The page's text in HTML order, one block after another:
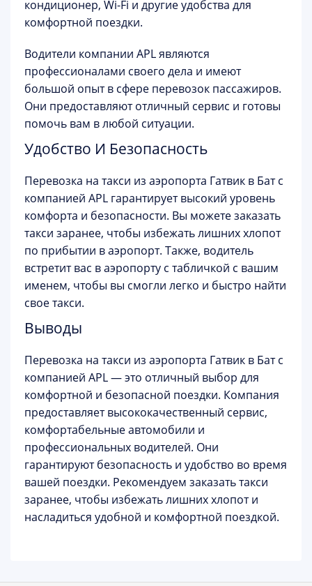
кондиционер, Wi-Fi и другие удобства для
комфортной поездки.
Водители компании APL являются
профессионалами своего дела и имеют
большой опыт в сфере перевозок пассажиров.
Они предоставляют отличный сервис и готовы
помочь вам в любой ситуации.
Удобство И Безопасность
Перевозка на такси из аэропорта Гатвик в Бат с
компанией APL гарантирует высокий уровень
комфорта и безопасности. Вы можете заказать
такси заранее, чтобы избежать лишних хлопот
по прибытии в аэропорт. Также, водитель
встретит вас в аэропорту с табличкой с вашим
именем, чтобы вы смогли легко и быстро найти
свое такси.
Выводы
Перевозка на такси из аэропорта Гатвик в Бат с
компанией APL — это отличный выбор для
комфортной и безопасной поездки. Компания
предоставляет высококачественный сервис,
комфортабельные автомобили и
профессиональных водителей. Они
гарантируют безопасность и удобство во время
вашей поездки. Рекомендуем заказать такси
заранее, чтобы избежать лишних хлопот и
насладиться удобной и комфортной поездкой.